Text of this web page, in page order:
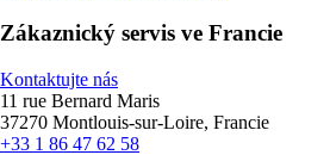
Zákaznický servis ve Francie
Kontaktujte nás
11 rue Bernard Maris
37270 Montlouis-sur-Loire, Francie
+33 1 86 47 62 58